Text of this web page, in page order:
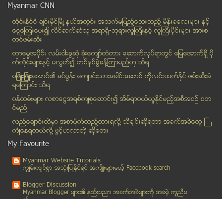
သန္းေခါင္စာရင္းေကာက္ခံသူေတြ လံုၿခံဳေရး ကုလစိုးရိမ္
မႏၲေလးတိုင္းေဒသႀကီးတြင္ လွ်ပ္စစ္က႑အတြက္ က်ပ္သန္းေပ...
ရခိုင္မွ သန္းေခါင္စာရင္း သပိတ္လွန္ျပီ
မႏၲေလးတိုင္းအတြင္း တစ္ရက္တည္း ယာဥ္တိုက္မႈခုနစ္မႈျဖ...
အိုးအေကာင္းစားေတြ ေကာက္႐ိုးနဲ႔ အလဲခံေနရတယ္
သဘာ၀ပတ္၀န္းက်င္ ထိခုိက္မႈမ်ားေနရင္ လက္ပံေတာင္း စီမ...
ေပ်ာက္ဆံုး ေလယာဥ္ေပၚပါသြားသူ ခ်ဳပ္ေႏွာင္ထားခံရေၾကာ...
Twins Fetal membranes and placenta အမႊာကိုယ္ဝန္ အခ...
သန္းေကာင္စာရင္းေကာက္ရာတြင္ လူမ်ဳိးအမည္ လြတ္လပ္စြာေ...
သပိတ္ေမွာက္မႈရွိေနေသာ္လည္း စစ္ေတြရွိ ဘဂၤါလီရြာအခ်ိ...
ပန္းေတာင္းၿမိဳ႕နယ္မွ ခ်င္းတိုင္းရင္းသား ေတာင္သူလယ္...
မိေက်ာင္းကန္သပိတ္စခန္းနဲ႔ ျမန္မာဂုဏ္ေရာင္သပိတ္စခန္...
Myanmar CNN
ထိုင္းနို္င္ငံ ခ်င္းမိုင္ျမိဳ ့နယ္အတြင္း အသက္မျပည့္ေသးသည့္ မိန္းခေလးမ်ား နွင့္
ေငြေၾကးေပး၍ လိင္ဆက္ဆံသူ အရာရွိ-ဘုရားလူၾကီးနွင့္ လူၾကီးပိုင္းမ်ား အားစ
တင္ဖမ္းဆီး
တာေမြအ၀ိုင္း လမ္းငါးခြဆံု ခံုးေက်ာ္တံတား ေဆာက္လုပ္ရာတြင္ ေျမေအာက္ရွိ ပို
က္လိုင္းမ်ားႏွင့္ မလြတ္၍ တစ္ႏွစ္ခြဲခန္႔ၾကာမည္ဟု သိရ
မၿဖိဳးၿဖိဳးေအာင္၏ ခင္ပြန္း ေက်ာင္းသားေခါင္းေဆာင္ ကိုလင္းထက္ႏိုင္ ဖမ္းဆီးခံ
ရေၾကာင္း သိရ
၀န္ထမ္းမ်ား လစာေငြအရစ္က်စုေဆာင္း၍ အိမ္ရာ၀ယ္ယူႏုိင္မည့္အစီအစဥ္ စတ
င္မည္
လည္ေခ်ာင္းထဲမွာ အစာပိုက္ထည့္ထားရလုိ႔ သီခ်င္းဆုိရတာ အခက္အခဲေတြ ႀ
ကံဳေနရတယ္လို႔ ဖြင့္ဟလာတဲ့ ဆုိေတး
My Favourite
Myanmar Website Tutorials
ကၽြမ္းက်င္စြာ အသုံးျပဳႏုိင္ရင္ အက်ိဳးမ်ားမယ့္ Facebook search
Blogger Discussion
Myanmar Blogger မ်ား၏ နည္းပညာ အခက္အခဲမ်ားကုိ အခမဲ့ ကူညီမ